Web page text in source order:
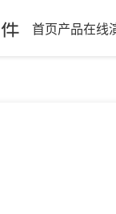
首页产品在线